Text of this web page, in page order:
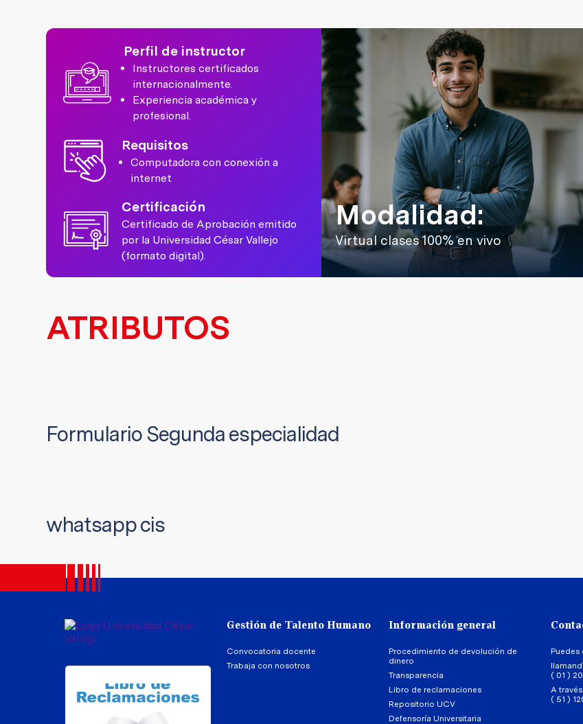
Perfil de instructor
Instructores certificados
internacionalmente.
Experiencia académica y
profesional.
Requisitos
Computadora con conexión a
internet
Certificación
Certificado de Aprobación emitido
por la Universidad César Vallejo
(formato digital).
Modalidad:
Virtual clases 100% en vivo
ATRIBUTOS
Formulario Segunda especialidad
whatsapp cis
Gestión de Talento Humano
Convocatoria docente
Trabaja con nosotros
Información general
Procedimiento de devolución de
dinero
Transparencia
Libro de reclamaciones
Repositorio UCV
Defensoría Universitaria
Puedes
( 01 )
A
( 51 )